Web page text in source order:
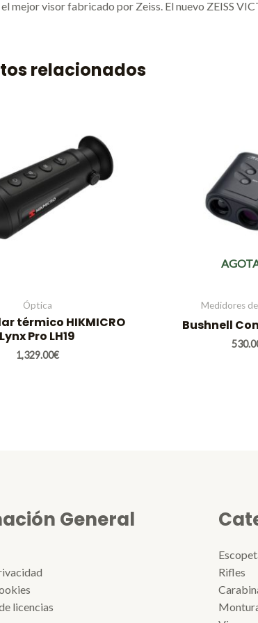
mejor visor fabricado por Zeiss. El nuevo ZEISS
relacionados
Óptica
térmico HIKMICRO
Lynx Pro LH19
1,329.00€
Medidores
Bushnell
General
licencias
Rifles